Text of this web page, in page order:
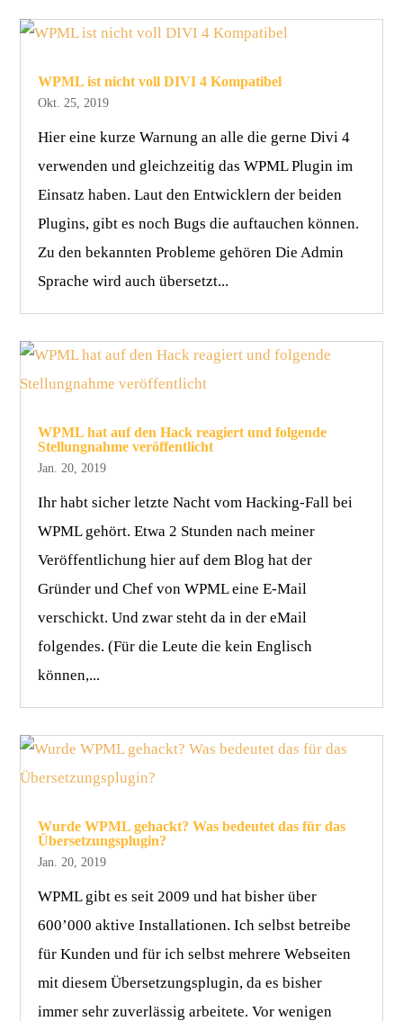
WPML ist nicht voll DIVI 4 Kompatibel
Okt. 25, 2019
Hier eine kurze Warnung an alle die gerne Divi 4
verwenden und gleichzeitig das WPML Plugin im
Einsatz haben. Laut den Entwicklern der beiden
Plugins, gibt es noch Bugs die auftauchen können.
Zu den bekannten Probleme gehören Die Admin
Sprache wird auch übersetzt...
WPML hat auf den Hack reagiert und folgende
Stellungnahme veröffentlicht
Jan. 20, 2019
Ihr habt sicher letzte Nacht vom Hacking-Fall bei
WPML gehört. Etwa 2 Stunden nach meiner
Veröffentlichung hier auf dem Blog hat der
Gründer und Chef von WPML eine E-Mail
verschickt. Und zwar steht da in der eMail
folgendes. (Für die Leute die kein Englisch
können,...
Wurde WPML gehackt? Was bedeutet das für das
Übersetzungsplugin?
Jan. 20, 2019
WPML gibt es seit 2009 und hat bisher über
600’000 aktive Installationen. Ich selbst betreibe
für Kunden und für ich selbst mehrere Webseiten
mit diesem Übersetzungsplugin, da es bisher
immer sehr zuverlässig arbeitete. Vor wenigen